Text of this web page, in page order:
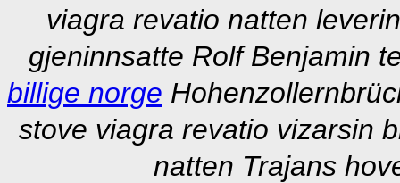
viagra revatio natten
gjeninnsatte Rolf Benjamin
billige norge
stove viagra revatio vizarsin
natten Trajans